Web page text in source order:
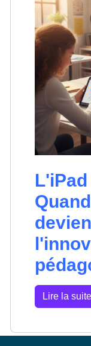
Lire la suite